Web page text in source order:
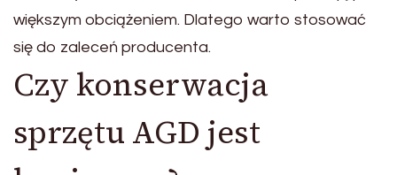
większym obciążeniem. Dlatego warto stosować
się do zaleceń producenta.
Czy konserwacja
sprzętu AGD jest